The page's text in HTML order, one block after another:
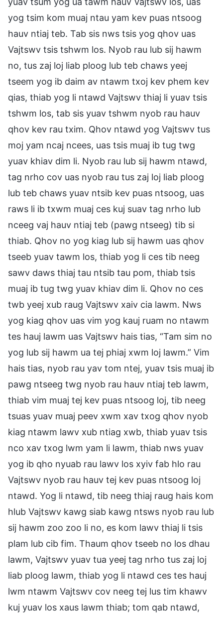
yog tsim kom muaj ntau yam kev puas ntsoog
hauv ntiaj teb. Tab sis nws tsis yog qhov uas
Vajtswv tsis tshwm los. Nyob rau lub sij hawm
no, tus zaj loj liab ploog lub teb chaws yeej
tseem yog ib daim av ntawm txoj kev phem kev
qias, thiab yog li ntawd Vajtswv thiaj li yuav tsis
tshwm los, tab sis yuav tshwm nyob rau hauv
qhov kev rau txim. Qhov ntawd yog Vajtswv tus
moj yam ncaj ncees, uas tsis muaj ib tug twg
yuav khiav dim li. Nyob rau lub sij hawm ntawd,
tag nrho cov uas nyob rau tus zaj loj liab ploog
lub teb chaws yuav ntsib kev puas ntsoog, uas
raws li ib txwm muaj ces kuj suav tag nrho lub
nceeg vaj hauv ntiaj teb (pawg ntseeg) tib si
thiab. Qhov no yog kiag lub sij hawm uas qhov
tseeb yuav tawm los, thiab yog li ces tib neeg
sawv daws thiaj tau ntsib tau pom, thiab tsis
muaj ib tug twg yuav khiav dim li. Qhov no ces
twb yeej xub raug Vajtswv xaiv cia lawm. Nws
yog kiag qhov uas vim yog kauj ruam no ntawm
tes hauj lawm uas Vajtswv hais tias, “Tam sim no
yog lub sij hawm ua tej phiaj xwm loj lawm.” Vim
hais tias, nyob rau yav tom ntej, yuav tsis muaj ib
pawg ntseeg twg nyob rau hauv ntiaj teb lawm,
thiab vim muaj tej kev puas ntsoog loj, tib neeg
tsuas yuav muaj peev xwm xav txog qhov nyob
kiag ntawm lawv xub ntiag xwb, thiab yuav tsis
nco xav txog lwm yam li lawm, thiab nws yuav
yog ib qho nyuab rau lawv los xyiv fab hlo rau
Vajtswv nyob rau hauv tej kev puas ntsoog loj
ntawd. Yog li ntawd, tib neeg thiaj raug hais kom
hlub Vajtswv kawg siab kawg ntsws nyob rau lub
sij hawm zoo zoo li no, es kom lawv thiaj li tsis
plam lub cib fim. Thaum qhov tseeb no los dhau
lawm, Vajtswv yuav tua yeej tag nrho tus zaj loj
liab ploog lawm, thiab yog li ntawd ces tes hauj
lwm ntawm Vajtswv cov neeg tej lus tim khawv
kuj yuav los xaus lawm thiab; tom qab ntawd,